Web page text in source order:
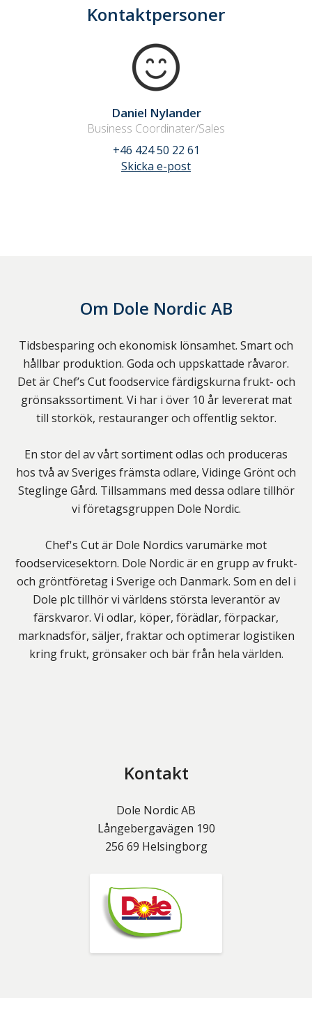
Kontaktpersoner
Daniel Nylander
Business Coordinater/Sales
+46 424 50 22 61
Skicka e-post
Om Dole Nordic AB
Tidsbesparing och ekonomisk lönsamhet. Smart och
hållbar produktion. Goda och uppskattade råvaror.
Det är Chef’s Cut foodservice färdigskurna frukt- och
grönsakssortiment. Vi har i över 10 år levererat mat
till storkök, restauranger och offentlig sektor.
En stor del av vårt sortiment odlas och produceras
hos två av Sveriges främsta odlare, Vidinge Grönt och
Steglinge Gård. Tillsammans med dessa odlare tillhör
vi företagsgruppen Dole Nordic.
Chef's Cut är Dole Nordics varumärke mot
foodservicesektorn. Dole Nordic är en grupp av frukt-
och gröntföretag i Sverige och Danmark. Som en del i
Dole plc tillhör vi världens största leverantör av
färskvaror. Vi odlar, köper, förädlar, förpackar,
marknadsför, säljer, fraktar och optimerar logistiken
kring frukt, grönsaker och bär från hela världen.
Kontakt
Dole Nordic AB
Långebergavägen 190
256 69 Helsingborg